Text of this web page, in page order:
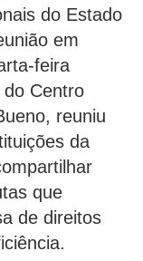
do Estado
em
feira
Centro
reuniu
da
que
de direitos